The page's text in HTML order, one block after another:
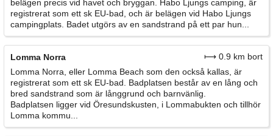
belägen precis vid havet och bryggan. Habo Ljungs camping, är
registrerat som ett sk EU-bad, och är belägen vid Habo Ljungs
campingplats. Badet utgörs av en sandstrand på ett par hun...
Lomma Norra
⟼ 0.9 km bort
Lomma Norra, eller Lomma Beach som den också kallas, är
registrerat som ett sk EU-bad. Badplatsen består av en lång och
bred sandstrand som är långgrund och barnvänlig.
Badplatsen ligger vid Öresundskusten, i Lommabukten och tillhör
Lomma kommu...